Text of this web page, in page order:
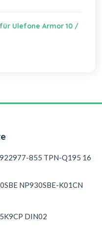
Ulefone Armor 10 /
855 TPN-Q195 16
NP930SBE-K01CN
DIN02